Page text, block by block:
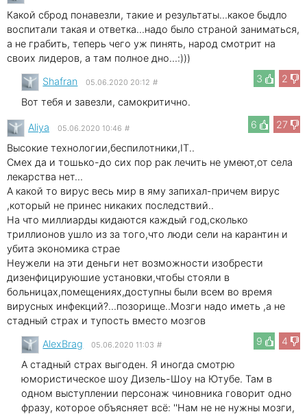
Какой сброд понавезли, такие и результаты...какое быдло
воспитали такая и ответка...надо было страной заниматься,
а не грабить, теперь чего уж пинять, народ смотрит на
своих лидеров, а там полное дно...:)))
3
2
Shafran 05.06.2020 20:12 #
Вот тебя и завезли, самокритично.
6
27
Aliya 05.06.2020 10:46 #
Высокие технологии,беспилотники,IT..
Смех да и тошько-до сих пор рак лечить не умеют,от села
лекарства нет...
А какой то вирус весь мир в яму запихал-причем вирус
,который не принес никаких последствий..
На что миллиарды кидаются каждый год,сколько
триллионов ушло из за того,что люди сели на карантин и
убита экономика страе
Неужели на эти деньги нет возможности изобрести
дизенфицируюшие установки,чтобы стояли в
больницах,помещениях,доступны были всем во время
вирусных инфекций?...позорище..Мозги надо иметь ,а не
стадный страх и тупость вместо мозгов
9
4
AlexBrag 05.06.2020 11:03 #
А стадный страх выгоден. Я иногда смотрю
юмористическое шоу Дизель-Шоу на Ютубе. Там в
одном выступлении персонаж чиновника говорит одно
фразу, которое объясняет всё: ''Нам не не нужны мозги,